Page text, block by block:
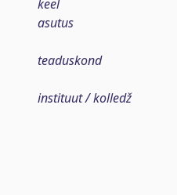
keel
asutus
teaduskond
instituut / kolledž